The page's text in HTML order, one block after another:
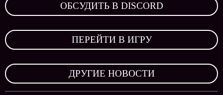
ОБСУДИТЬ В DISCORD
ПЕРЕЙТИ В ИГРУ
ДРУГИЕ НОВОСТИ